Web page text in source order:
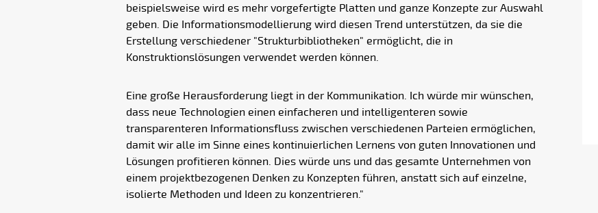
beispielsweise wird es mehr vorgefertigte Platten und ganze Konzepte zur Auswahl
geben. Die Informationsmodellierung wird diesen Trend unterstützen, da sie die
Erstellung verschiedener "Strukturbibliotheken" ermöglicht, die in
Konstruktionslösungen verwendet werden können.
Eine große Herausforderung liegt in der Kommunikation. Ich würde mir wünschen,
dass neue Technologien einen einfacheren und intelligenteren sowie
transparenteren Informationsfluss zwischen verschiedenen Parteien ermöglichen,
damit wir alle im Sinne eines kontinuierlichen Lernens von guten Innovationen und
Lösungen profitieren können. Dies würde uns und das gesamte Unternehmen von
einem projektbezogenen Denken zu Konzepten führen, anstatt sich auf einzelne,
isolierte Methoden und Ideen zu konzentrieren."